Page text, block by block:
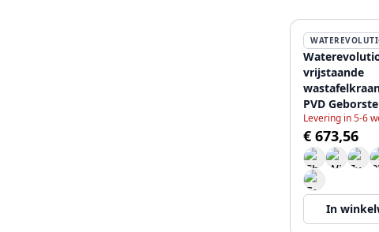
vrijstaande
PVD
goud
Levering in 5-6
€ 673,56
In